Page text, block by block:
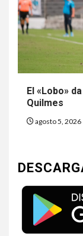
El «Lobo»
Quilmes
agosto 5, 2026